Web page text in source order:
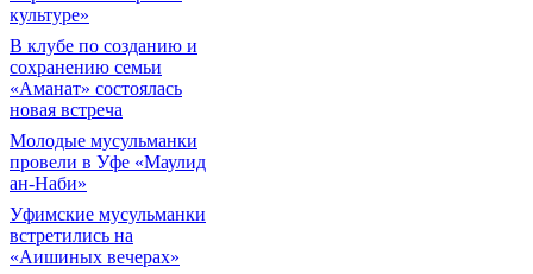
культуре»
В клубе по созданию и
сохранению семьи
«Аманат» состоялась
новая встреча
Молодые мусульманки
провели в Уфе «Маулид
ан-Наби»
Уфимские мусульманки
встретились на
«Аишиных вечерах»